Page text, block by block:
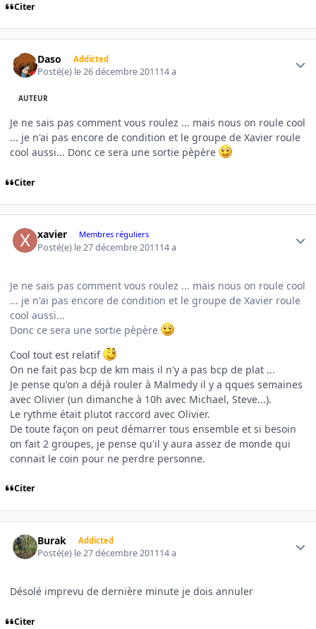
Citer
Daso Addicted
Posté(e) le 26 décembre 201114 a
AUTEUR
Je ne sais pas comment vous roulez ... mais nous on roule cool
... je n'ai pas encore de condition et le groupe de Xavier roule
cool aussi... Donc ce sera une sortie pèpère
Citer
xavier Membres réguliers
Posté(e) le 27 décembre 201114 a
Je ne sais pas comment vous roulez ... mais nous on roule cool
... je n'ai pas encore de condition et le groupe de Xavier roule
cool aussi...
Donc ce sera une sortie pèpère
Cool tout est relatif
On ne fait pas bcp de km mais il n'y a pas bcp de plat ...
Je pense qu'on a déjà rouler à Malmedy il y a qques semaines
avec Olivier (un dimanche à 10h avec Michael, Steve...).
Le rythme était plutot raccord avec Olivier.
De toute façon on peut démarrer tous ensemble et si besoin
on fait 2 groupes, je pense qu'il y aura assez de monde qui
connait le coin pour ne perdre personne.
Citer
Burak Addicted
Posté(e) le 27 décembre 201114 a
Désolé imprevu de dernière minute je dois annuler
Citer